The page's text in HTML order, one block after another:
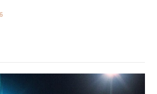
napodobniť nedokáže. Termín